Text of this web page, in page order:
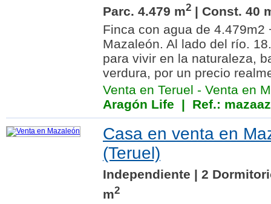
Parc. 4.479 m2 | Const. 40
Finca con agua de 4.479m2
Mazaleón. Al lado del río.
para vivir en la naturaleza,
verdura, por un precio
Venta en Teruel - Venta en
Aragón Life | Ref.:
Casa en venta en
(Teruel)
Independiente | 2
m2